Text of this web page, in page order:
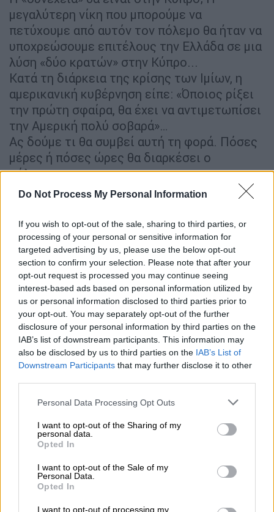
Do Not Process My Personal Information
If you wish to opt-out of the sale, sharing to third parties, or
processing of your personal or sensitive information for
targeted advertising by us, please use the below opt-out
section to confirm your selection. Please note that after your
opt-out request is processed you may continue seeing
interest-based ads based on personal information utilized by
us or personal information disclosed to third parties prior to
your opt-out. You may separately opt-out of the further
disclosure of your personal information by third parties on the
IAB’s list of downstream participants. This information may
also be disclosed by us to third parties on the IAB’s List of
Downstream Participants that may further disclose it to other
Please note that this website/app uses one or more Google
not limited to your visit or usage behaviour. You may click to
grant or deny consent to Google and its third-party tags to
use your data for below specified purposes in below Google
consent section.
Personal Data Processing Opt Outs
I want to opt-out of the Sharing of my
personal data.
Opted In
I want to opt-out of the Sale of my
Personal Data.
Opted In
I want to opt-out of processing my
μεγαλύτερη νίκη που μπορούμε να
πετύχουμε από αυτόν τον πόλεμο θα ήταν να
υποχρεώσουμε επιτέλους την Ελλάδα σε μια
λύση «δύο κρατών» στην Κύπρο...
Κατά τη διάρκεια της κρίσης των Ιμίων, η
αμερικανική κυβέρνηση είπε: «Όποιος ρίξει
την πρώτη σφαίρα, θα έχει να αντιμετωπίσει
την Αμερική πολύ σοβαρά»…
Ας δούμε τι θα συμβεί αυτή τη φορά. Πόσες
μέρες ή πόσες ώρες θα διαρκέσει ο
πόλεμος;»
τον Ερντογάν ναενεργοποιήσει στους S-400
κατά της Ελλάδας, αφού η Ελλάδα
χρησιμοποιεί τους S-300.
Σοτζού: Δεν σε σώζει ούτε ο
Μπάιντεν, ούτε ο Πούτιν
«Αν η Ελλάδα σε κλειδώνει με S-300, τότε
εκτόξευσε κι εσύ τουςS-400!», προτείνει το
στέλεχος του CHP, Οζγκιούρ Οζέλσύμφωνα
με την Σοτζού.
«Μας κλείδωσαν με τους S-300. Ας
απαντήσουμε. Πού είναι τα S-400 μας;
Φωνάζατε σαν να είχε βάλει γκολ η εθνική
ομάδα, την ώρα που ερχόταν και
απογειωνόταν, πολλά λόγια ενώ το
αεροπλάνο ήταν στον αέρα. Πού είναι οι S-